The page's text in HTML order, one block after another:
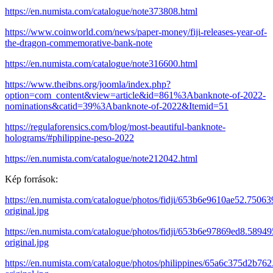
https://en.numista.com/catalogue/note373808.html
https://www.coinworld.com/news/paper-money/fiji-releases-year-of-
the-dragon-commemorative-bank-note
https://en.numista.com/catalogue/note316600.html
https://www.theibns.org/joomla/index.php?
option=com_content&view=article&id=861%3Abanknote-of-2022-
nominations&catid=39%3Abanknote-of-2022&Itemid=51
https://regulaforensics.com/blog/most-beautiful-banknote-
holograms/#philippine-peso-2022
https://en.numista.com/catalogue/note212042.html
Kép források:
https://en.numista.com/catalogue/photos/fidji/
original.jpg
https://en.numista.com/catalogue/photos/fidji/
original.jpg
https://en.numista.com/catalogue/photos/philippines/